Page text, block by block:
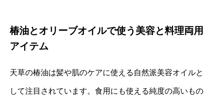
椿油とオリーブオイルで使う美容と料理両用
アイテム
天草の椿油は髪や肌のケアに使える自然派美容オイルと
して注目されています。食用にも使える純度の高いもの